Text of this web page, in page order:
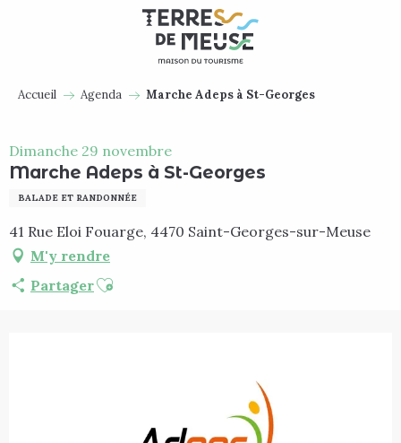
Accueil Agenda Marche Adeps à St-Georges
Dimanche 29 novembre
Marche Adeps à St-Georges
BALADE ET RANDONNÉE
41 Rue Eloi Fouarge, 4470 Saint-Georges-sur-Meuse
M'y rendre
PartagerAjouter aux favoris